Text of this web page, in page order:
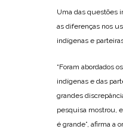
Uma das questões
as diferenças nos
indígenas e
“Foram abordados
indígenas e das
grandes
pesquisa mostrou,
é grande”, afirma a